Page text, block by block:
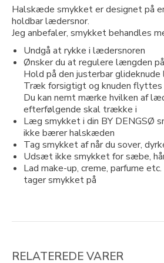
Halskæde smykket er designet på
holdbar lædersnor.
Jeg anbefaler, smykket behandles
Undgå at rykke i lædersnoren
Ønsker du at regulere længden
Hold på den justerbar glideknude
Træk forsigtigt og knuden
Du kan nemt mærke hvilken af
efterfølgende skal trække i
Læg smykket i din BY DENGSØ
ikke bærer halskæden
Tag smykket af når du sover,
Udsæt ikke smykket for sæbe,
Lad make-up, creme, parfume
tager smykket på
RELATEREDE VARER